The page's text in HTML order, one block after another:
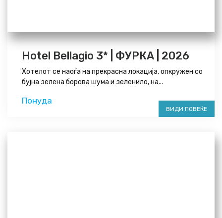
Hotel Bellagio 3* | ФУРКА | 2026
Хотелот се наоѓа на прекрасна локација, опкружен со
бујна зелена борова шума и зеленило, на...
Понуда
ВИДИ ПОВЕЌЕ